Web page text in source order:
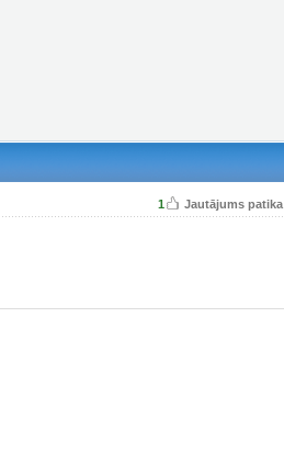
1 Jautājums patika